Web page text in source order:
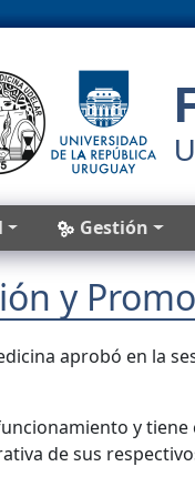
Gestión
y
aprobó en la
y
de sus